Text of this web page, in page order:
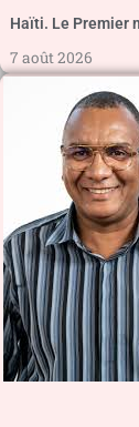
Haïti. Le Premier
7 août 2026